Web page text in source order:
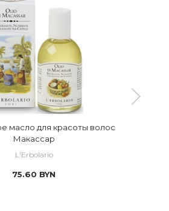
масло для красоты волос
Макассар
L'Erbolario
75.60 BYN